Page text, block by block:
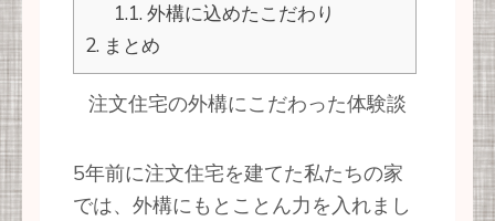
1.1. 外構に込めたこだわり
2. まとめ
注文住宅の外構にこだわった体験談
5年前に注文住宅を建てた私たちの家
では、外構にもとことん力を入れまし